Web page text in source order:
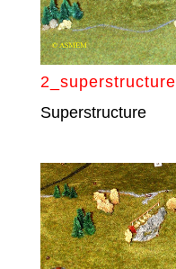
2_superstructure
Superstructure